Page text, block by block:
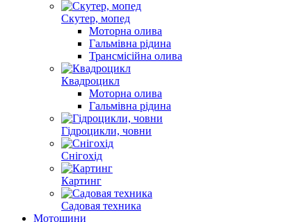
Скутер, мопед
Моторна олива
Гальмівна рідина
Трансмісійна олива
Квадроцикл
Моторна олива
Гальмівна рідина
Гідроцикли, човни
Снігохід
Картинг
Садовая техника
Мотошини